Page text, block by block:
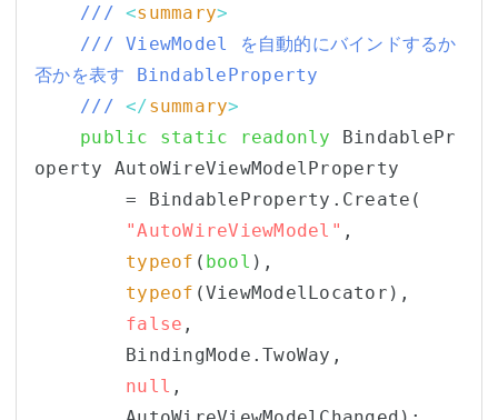
/// <summary>
/// ViewModel を自動的にバインドするか
否かを表す BindableProperty
/// </summary>
public
static readonly BindablePr
operty AutoWireViewModelProperty
"AutoWireViewModel" ,
typeof ( bool ),
typeof (ViewModelLocator),
false ,
null ,